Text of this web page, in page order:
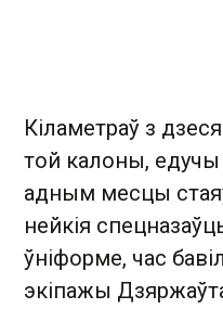
Кіламетраў з
той калоны, едучы
адным месцы
нейкія
ўніформе, час
экіпажы